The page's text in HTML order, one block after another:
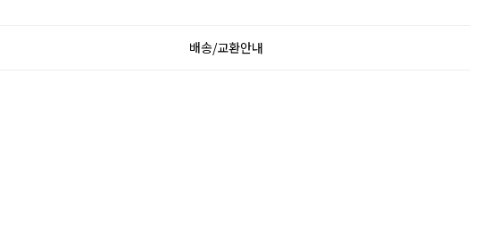
배송/교환안내